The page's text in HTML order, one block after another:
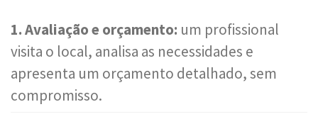
1. Avaliação e orçamento: um profissional
visita o local, analisa as necessidades e
apresenta um orçamento detalhado, sem
compromisso.